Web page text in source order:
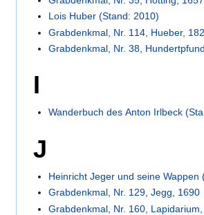
Lois Huber (Stand: 2010)
Grabdenkmal, Nr. 114, Hueber,
Grabdenkmal, Nr. 38,
I
Wanderbuch des Anton Irlbeck
J
Heinricht Jeger und seine Wappen
Grabdenkmal, Nr. 129, Jegg, 1690
Grabdenkmal, Nr. 160,